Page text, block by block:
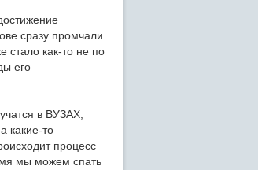
сразу промчали
стало как-то не по
его
в ВУЗАХ,
какие-то
процесс
мы можем спать